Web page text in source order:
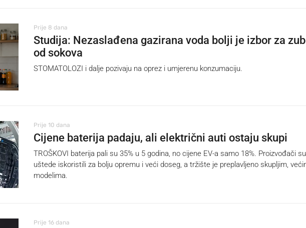
Prije 8 dana
Studija: Nezaslađena gazirana voda bolji je izbor za
od sokova
STOMATOLOZI i dalje pozivaju na oprez i umjerenu konzumaciju.
Prije 10 dana
Cijene baterija padaju, ali električni auti ostaju skupi
TROŠKOVI baterija pali su 35% u 5 godina, no cijene EV-a samo 18%. Proizvođači su
uštede iskoristili za bolju opremu i veći doseg, a tržište je preplavljeno skupljim,
modelima.
Prije 16 dana